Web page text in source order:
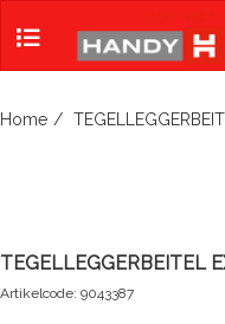
Home
TEGELLEGGERBEITEL
Artikelcode: 9043387